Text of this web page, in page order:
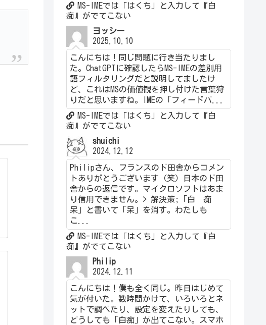
MS-IMEでは「はくち」と入力して『白
痴』がでてこない
ヨッシー
2025.10.10
こんにちは！同じ問題に行き当たりまし
た。ChatGPTに確認したらMS-IMEの差別用
語フィルタリングだと説明してましたけ
ど、これはMSの価値観を押し付けた言葉狩
りだと思いますね。IMEの「フィードバ...
MS-IMEでは「はくち」と入力して『白
痴』がでてこない
shuichi
2024.12.12
Philipさん、フランスのド田舎からコメン
トありがとうございます（笑）日本のド田
舎からの返信です。マイクロソフトはあま
り信用できません。> 解決策;「白 痴
呆」と書いて「呆」を消す。わたしも
こ...
MS-IMEでは「はくち」と入力して『白
痴』がでてこない
Philip
2024.12.11
こんにちは！僕も全く同じ。昨日はじめて
気が付いた。数時間かけて、いろいろとネ
ットで調べたり、設定を変えたりしても、
どうしても「白痴」が出てこない。スマホ